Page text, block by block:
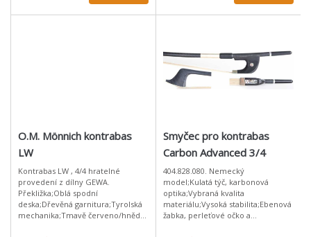
O.M. Mönnich kontrabas
LW
Kontrabas LW , 4/4 hratelné
provedení z dílny GEWA.
Překližka;Oblá spodní
deska;Dřevěná garnitura;Tyrolská
mechanika;Tmavě červeno/hnědý
Smyčec pro kontrabas
Carbon Advanced 3/4
404.828.080. Nemecký
model;Kulatá týč, karbonová
optika;Vybraná kvalita
materiálu;Vysoká stabilita;Ebenová
žabka, perleťové očko a